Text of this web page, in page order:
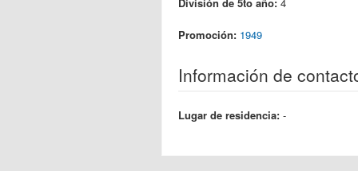
Promoción: 1949
Información de
Lugar de residencia: -